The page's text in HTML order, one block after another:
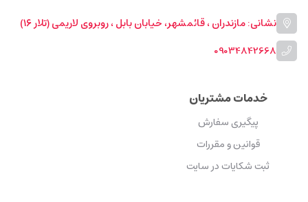
نشانی: مازندران ، قائمشهر، خیابان بابل ، روبروی لاریمی (تلار ۱۶)
09034842668
خدمات مشتریان
پیگیری سفارش
قوانین و مقررات
ثبت شکایات در سایت